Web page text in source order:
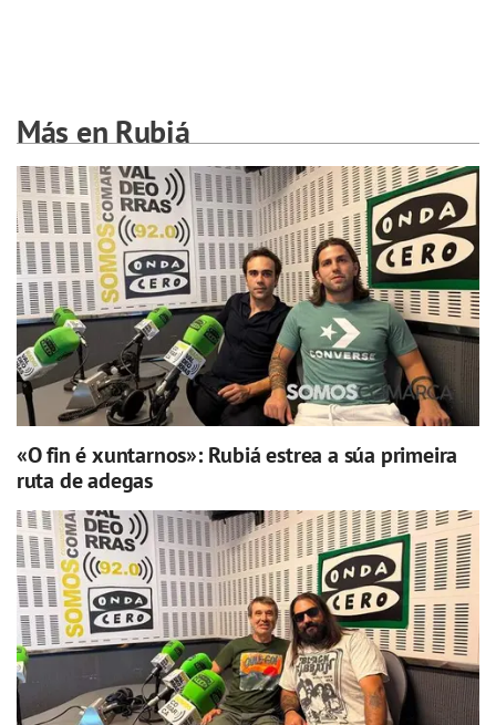
Más en Rubiá
«O fin é xuntarnos»: Rubiá estrea a súa primeira
ruta de adegas